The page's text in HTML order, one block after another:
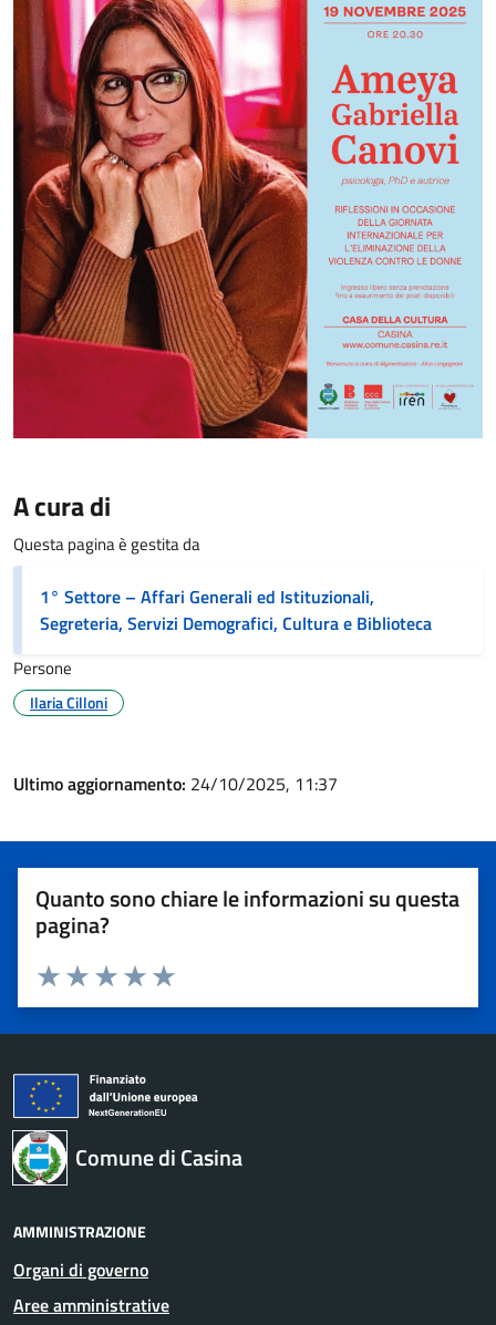
A cura di
Questa pagina è gestita da
1° Settore – Affari Generali ed Istituzionali,
Segreteria, Servizi Demografici, Cultura e Biblioteca
Persone
Ilaria Cilloni
Ultimo aggiornamento: 24/10/2025, 11:37
Quanto sono chiare le informazioni su questa
pagina?
Valuta 5 stelle su 5
Valuta 4 stelle su 5
Valuta 3 stelle su 5
Valuta 2 stelle su 5
Valuta 1 stelle su 5
Comune di Casina
AMMINISTRAZIONE
Organi di governo
Aree amministrative